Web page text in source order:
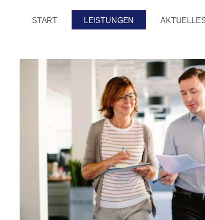
Hauptregion der Seite anspringen
START
LEISTUNGEN